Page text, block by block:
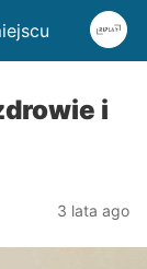
i
3 lata ago